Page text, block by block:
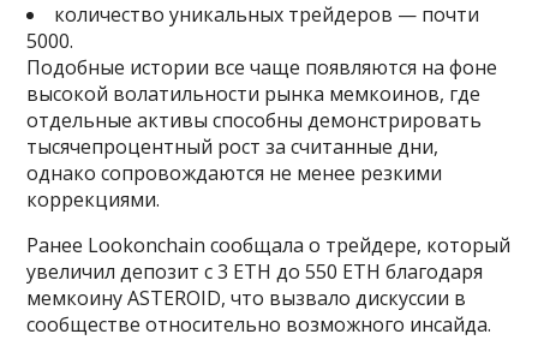
количество уникальных трейдеров — почти
5000.
Подобные истории все чаще появляются на фоне
высокой волатильности рынка мемкоинов, где
отдельные активы способны демонстрировать
тысячепроцентный рост за считанные дни,
однако сопровождаются не менее резкими
коррекциями.
Ранее Lookonchain сообщала о трейдере, который
увеличил депозит с 3 ETH до 550 ETH благодаря
мемкоину ASTEROID, что вызвало дискуссии в
сообществе относительно возможного инсайда.